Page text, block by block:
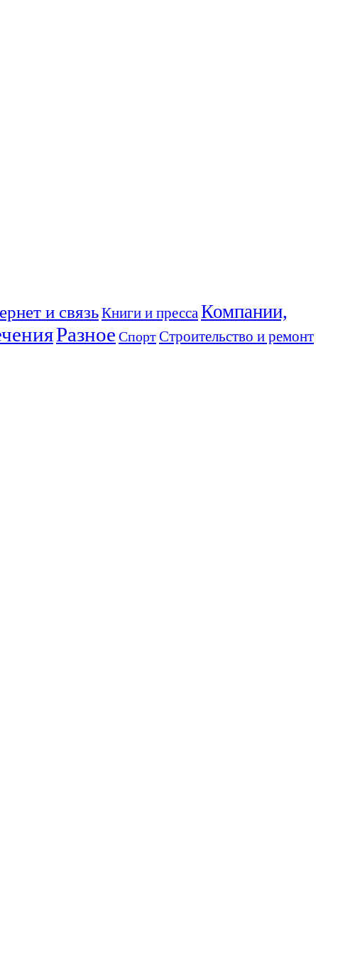
и связьКниги и прессаКомпании,
Разное СпортСтроительство и ремонт